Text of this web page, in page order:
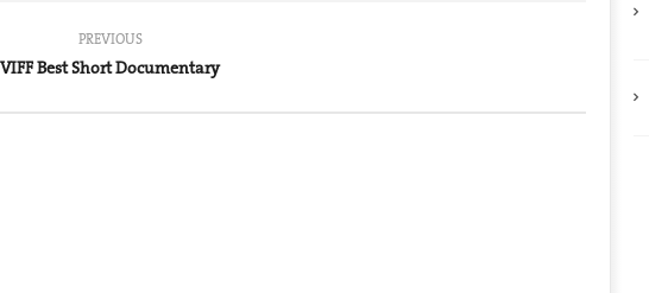
PREVIOUS
VIFF Best Short Documentary